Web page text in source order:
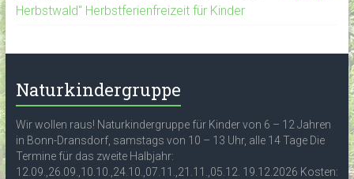
Herbstwald" Herbstferienfreizeit für Kinder
Naturkindergruppe
Wir wollen raus! Naturkindergruppe für Kinder von 6 – 12 Jahren
in Bonn-Dransdorf, samstags von 10 – 13 Uhr, alle 14 Tage Die
Termine für das zweite Halbjahr:
12.09.,26.09.,10.10.,24.10.,07.11.,21.11.,05.12. 19.12.2026 Kosten: